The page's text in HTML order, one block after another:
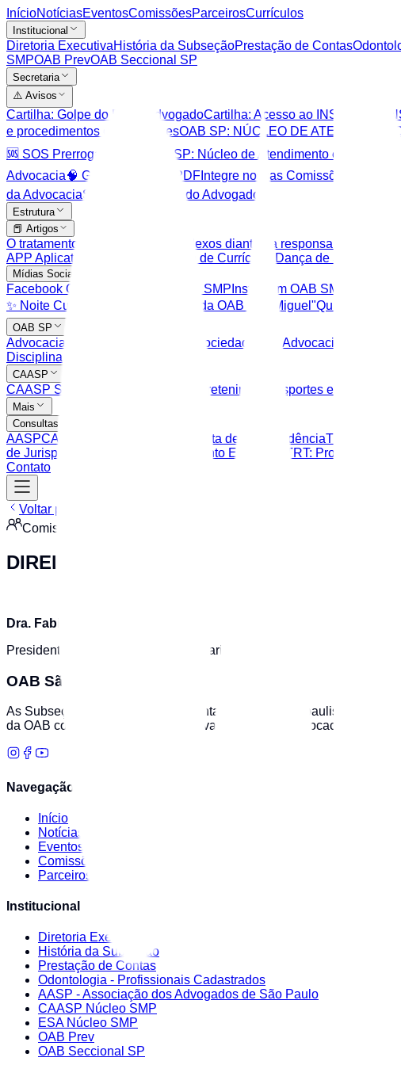
InícioNotíciasEventosComissõesParceirosCurrículos
Institucional
Diretoria ExecutivaHistória da SubseçãoPrestação de Contas
SMPOAB PrevOAB Seccional SP
Secretaria
⚠️ Avisos
Cartilha: Golpe do Falso AdvogadoCartilha: Acesso ao INSS Digital
e procedimentos contra golpesOAB SP: NÚCLEO DE
🆘 SOS Prerrogativas
🆘 OAB SP: Núcleo de Atendimento e Proteção
Advocacia🧠 Gemini ✒️ Editor PDF Integre nossas Comissões
da AdvocaciaServiços na Casa do Advogado
Estrutura
📕 Artigos
O tratamento de dados e seus reflexos diante da responsabilidade
APP Aplicativo para celular
Banco de Currículos Dança de Salão
Mídias Sociais
Facebook OAB SMP Youtube OAB SMP Instagram OAB SMP
✨ Noite Cultural
🎙️ Podcast "Vozes da OAB São Miguel"Quick Massage
OAB SP
Advocacia Dativa Balcão Virtual - Sociedades de Advocacia
Disciplina
CAASP
CAASP Shop Entretenimento Esportes e Lazer
Mais
Consultas
AASPCAASP TJSP: Consulta de JurisprudênciaTJSP:
de Jurisprudência
TRT: Peticionamento Eletrônico
TRT: Processos
Contato
Voltar para Comissões
Comissão
DIREITO NOTARIAL
Dra. Fabiana Castilho Pereira
Presidente da Comissão Direito Notarial
OAB São Miguel Paulista
As Subseções da OAB/SP representam a advocacia paulista em
da OAB com a ética profissional, a valorização da advocacia e a
Navegação
Início
Notícias
Eventos
Comissões
Parceiros
Institucional
Diretoria Executiva
História da Subseção
Prestação de Contas
Odontologia - Profissionais Cadastrados
AASP - Associação dos Advogados de São Paulo
CAASP Núcleo SMP
ESA Núcleo SMP
OAB Prev
OAB Seccional SP